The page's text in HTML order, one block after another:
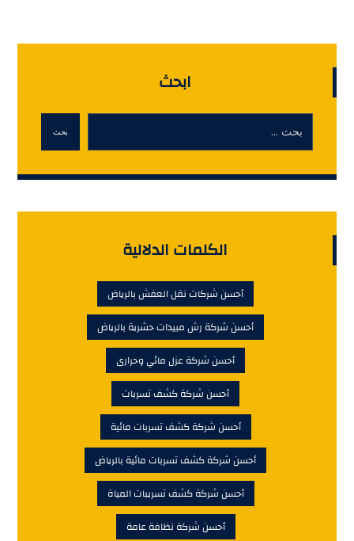
ابحث
بحث
الكلمات الدلالية
أحسن شركات نقل العفش بالرياض
أحسن شركة رش مبيدات حشرية بالرياض
أحسن شركة عزل مائي وحرارى
أحسن شركة كشف تسربات
أحسن شركة كشف تسربات مائية
أحسن شركة كشف تسربات مائية بالرياض
أحسن شركة كشف تسريبات المياة
أحسن شركة نظافة عامة